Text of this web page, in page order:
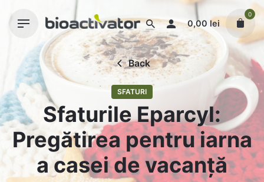
0,00 lei
0
Back
SFATURI
Sfaturile Eparcyl:
Pregătirea pentru iarna
a casei de vacanță